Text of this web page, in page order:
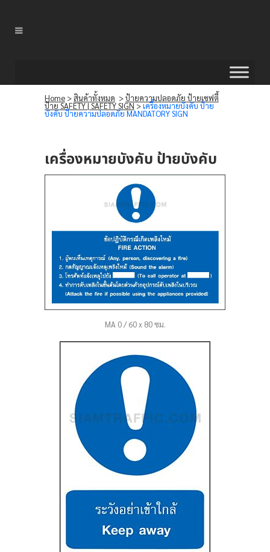
Home >สินค้าทั้งหมด >ป้ายความปลอดภัย ป้ายเซฟตี้
ป้าย SAFETY | SAFETY SIGN>เครื่องหมายบังคับ ป้าย
บังคับ ป้ายความปลอดภัย MANDATORY SIGN
เครื่องหมายบังคับ ป้ายบังคับ
MA 0 / 60 x 80 ซม.